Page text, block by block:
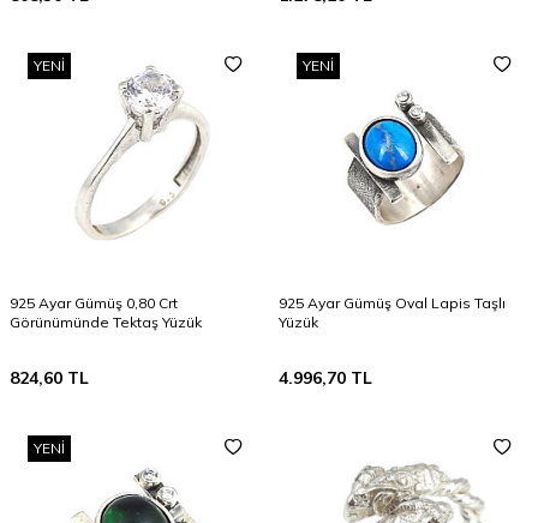
YENI
925 Ayar Gümüş 0,80 Crt
Görünümünde Tektaş Yüzük
824,60 TL
YENI
925 Ayar Gümüş Oval Lapis Taşlı
Yüzük
4.996,70 TL
YENI